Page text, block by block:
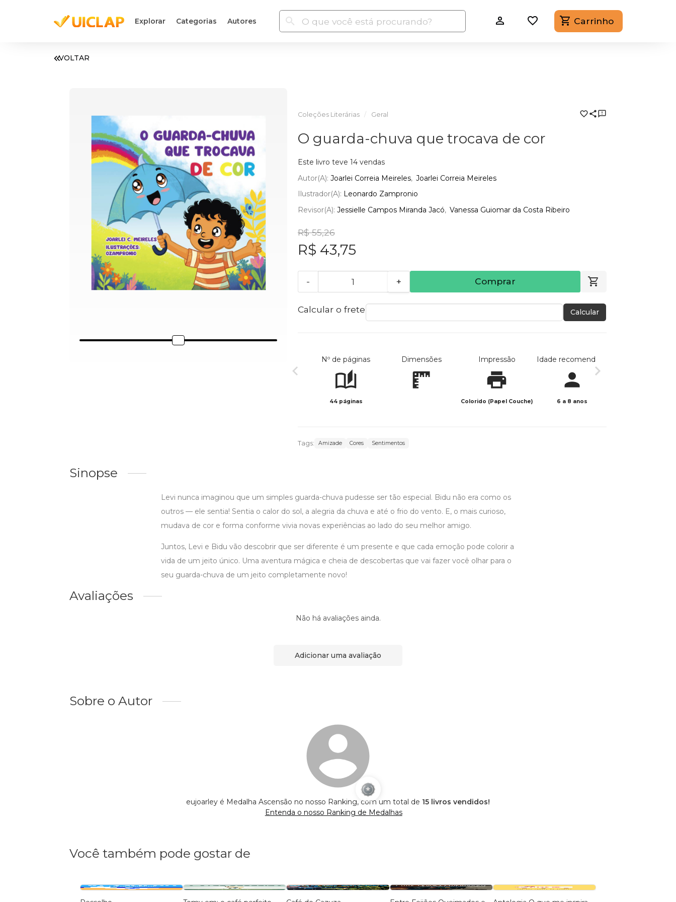
Explorar Categorias Autores Carrinho
VOLTAR
Coleções Literárias Geral
O guarda-chuva que trocava de cor
Este livro teve 14 vendas
Autor(a): Joarlei Correia Meireles Joarlei Correia Meireles
Ilustrador(a): Leonardo Zampronio
Revisor(a): Jessielle Campos Miranda Jacó Vanessa Guiomar da Costa Ribeiro
R$ 55,26
R$ 43,75
- + Comprar
Calcular o frete Calcular
Nº de páginas
44 páginas
Dimensões Impressão
Colorido (Papel Couche)
Idade recomendada
6 a 8 anos
Tags: Amizade Cores Sentimentos
Sinopse
Levi nunca imaginou que um simples guarda-chuva pudesse ser tão especial. Bidu não era como os
outros — ele sentia! Sentia o calor do sol, a alegria da chuva e até o frio do vento. E, o mais curioso,
mudava de cor e forma conforme vivia novas experiências ao lado do seu melhor amigo.
Juntos, Levi e Bidu vão descobrir que ser diferente é um presente e que cada emoção pode colorir a
vida de um jeito único. Uma aventura mágica e cheia de descobertas que vai fazer você olhar para o
seu guarda-chuva de um jeito completamente novo!
Avaliações
Não há avaliações ainda.
Adicionar uma avaliação
Sobre o Autor
eujoarley é Medalha Ascensão no nosso Ranking, com um total de 15 livros vendidos!
Entenda o nosso Ranking de Medalhas
Você também pode gostar de